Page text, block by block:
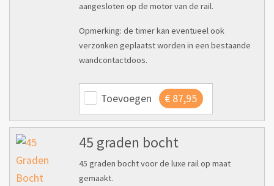
aangesloten op de motor van de rail.
Opmerking: de timer kan eventueel ook
verzonken geplaatst worden in een bestaande
wandcontactdoos.
Toevoegen €87,95
45 graden bocht
45 graden bocht voor de luxe rail op maat
gemaakt.